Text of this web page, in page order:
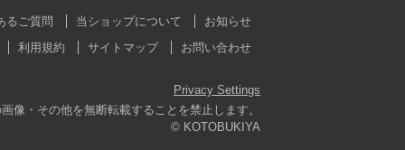
るご質問 当ショップについて
お知らせ
利用規約 サイトマップ お問い合わせ
Privacy Settings
像・その他を無断転載することを禁止します。
© KOTOBUKIYA